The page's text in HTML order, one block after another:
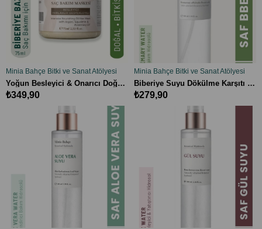
SEPETE EKLE
Minia Bahçe Bitki ve Sanat Atölyesi
Yoğun Besleyici & Onarıcı Doğal Saç Maskesi, Kuru ve Yıpranmış Saçlar İçin Bitkisel Bakım – 75 ml
₺349,90
SEPETE EKLE
Minia Bahçe Bitki ve Sanat Atölyesi
Biberiye Suyu Dökülme Karşıtı ve Saç Uzamasını Destekleyici Saç Toniği %100 Doğal ve Saf 100 ml
₺279,90